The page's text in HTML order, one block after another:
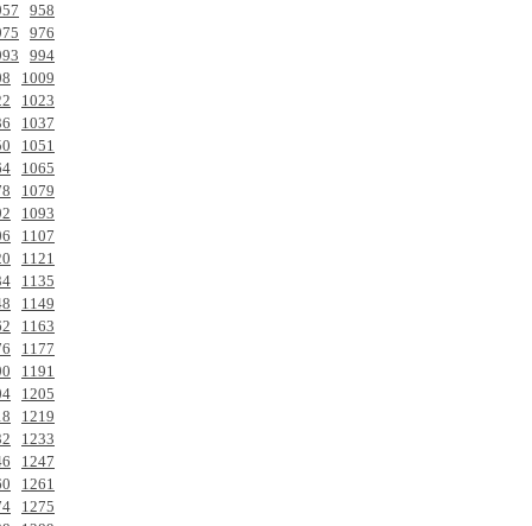
958
976
994
1009
1023
1037
1051
1065
1079
1093
1107
1121
1135
1149
1163
1177
1191
1205
1219
1233
1247
1261
1275